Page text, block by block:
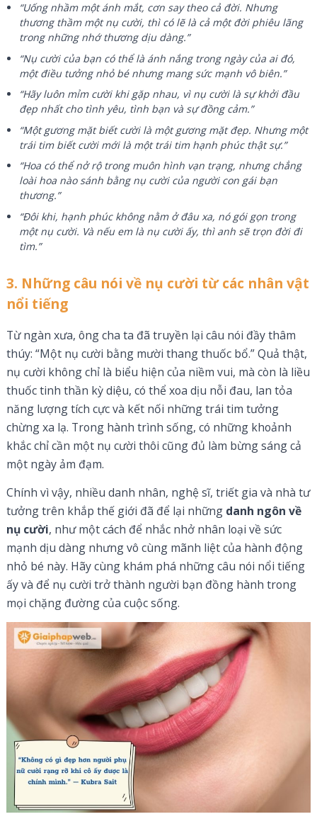
“Uống nhầm một ánh mắt, cơn say theo cả đời. Nhưng
thương thầm một nụ cười, thì có lẽ là cả một đời phiêu lãng
trong những nhớ thương dịu dàng.”
“Nụ cười của bạn có thể là ánh nắng trong ngày của ai đó,
một điều tưởng nhỏ bé nhưng mang sức mạnh vô biên.”
“Hãy luôn mỉm cười khi gặp nhau, vì nụ cười là sự khởi đầu
đẹp nhất cho tình yêu, tình bạn và sự đồng cảm.”
“Một gương mặt biết cười là một gương mặt đẹp. Nhưng một
trái tim biết cười mới là một trái tim hạnh phúc thật sự.”
“Hoa có thể nở rộ trong muôn hình vạn trạng, nhưng chẳng
loài hoa nào sánh bằng nụ cười của người con gái bạn
thương.”
“Đôi khi, hạnh phúc không nằm ở đâu xa, nó gói gọn trong
một nụ cười. Và nếu em là nụ cười ấy, thì anh sẽ trọn đời đi
tìm.”
3. Những câu nói về nụ cười từ các nhân vật
nổi tiếng
Từ ngàn xưa, ông cha ta đã truyền lại câu nói đầy thâm
thúy: “Một nụ cười bằng mười thang thuốc bổ.” Quả thật,
nụ cười không chỉ là biểu hiện của niềm vui, mà còn là liều
thuốc tinh thần kỳ diệu, có thể xoa dịu nỗi đau, lan tỏa
năng lượng tích cực và kết nối những trái tim tưởng
chừng xa lạ. Trong hành trình sống, có những khoảnh
khắc chỉ cần một nụ cười thôi cũng đủ làm bừng sáng cả
một ngày ảm đạm.
Chính vì vậy, nhiều danh nhân, nghệ sĩ, triết gia và nhà tư
tưởng trên khắp thế giới đã để lại những danh ngôn về
nụ cười, như một cách để nhắc nhở nhân loại về sức
mạnh dịu dàng nhưng vô cùng mãnh liệt của hành động
nhỏ bé này. Hãy cùng khám phá những câu nói nổi tiếng
ấy và để nụ cười trở thành người bạn đồng hành trong
mọi chặng đường của cuộc sống.